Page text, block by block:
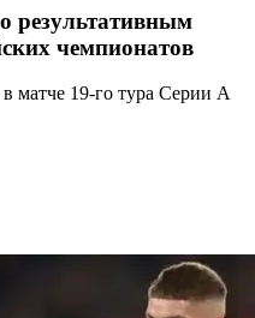
результативным
чемпионатов
матче 19-го тура Серии А